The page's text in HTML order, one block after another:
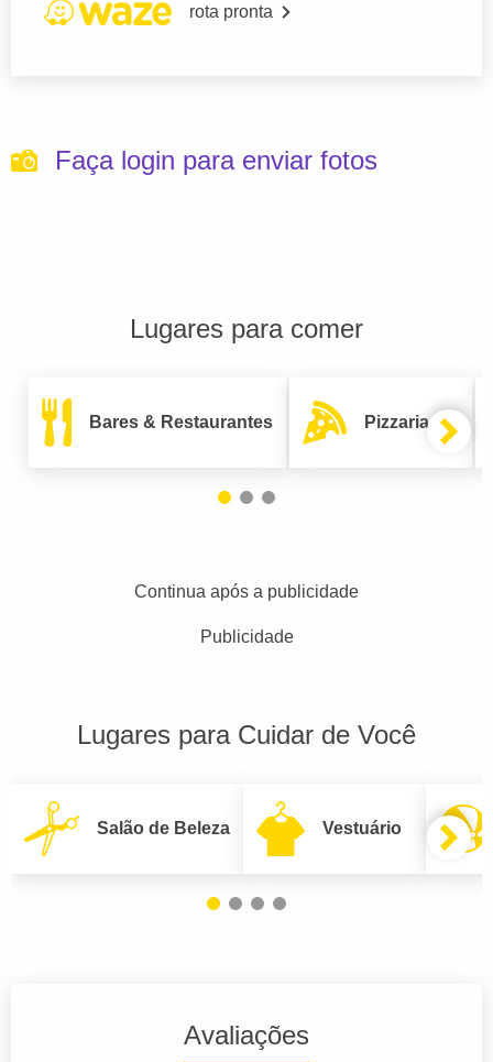
rota pronta
Faça login para enviar fotos
Lugares para comer
Bares & Restaurantes Pizzarias
Continua após a publicidade
Publicidade
Lugares para Cuidar de Você
Salão de Beleza Vestuário
Avaliações